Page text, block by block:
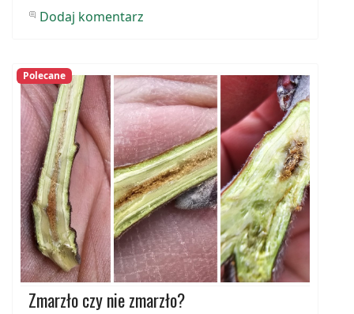
Dodaj komentarz
Polecane
Zmarzło czy nie zmarzło?